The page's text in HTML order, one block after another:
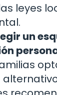
leyes
un